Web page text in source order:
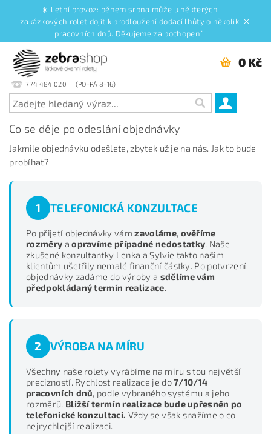
☀️ Letní provoz: během srpna může u některých
zakázkových rolet dojít k prodloužení dodací lhůty o několik
pracovních dnů. Děkujeme za pochopení.
774 484 020
0 Kč
Co se děje po odeslání objednávky
Jakmile objednávku odešlete, zbytek už je na nás. Jak to bude
probíhat?
1 TELEFONICKÁ KONZULTACE
Po přijetí objednávky vámzavoláme, ověříme
rozměry aopravíme případné nedostatky. Naše
zkušené konzultantky Lenka a Sylvie takto našim
klientům ušetřily nemalé finanční částky. Po potvrzení
objednávky zadáme do výroby a sdělíme vám
předpokládaný termín realizace.
2 VÝROBA NA MÍRU
Všechny naše rolety vyrábíme na míru s tou největší
precizností. Rychlost realizace je do7/10/14
pracovních dnů, podle vybraného systému a jeho
rozměrů. Bližší termín realizace bude upřesněn po
telefonické konzultaci. Vždy se však snažíme o co
nejrychlejší realizaci.